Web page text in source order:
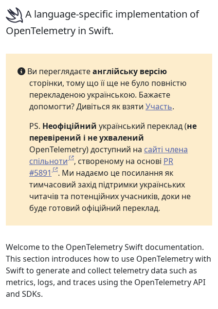
A language-specific implementation of
OpenTelemetry in Swift.
Ви переглядаєтеанглійську версію
сторінки, тому що її ще не було повністю
перекладеною українською. Бажаєте
допомогти? Дивіться як взяти Участь.
PS. Неофіційний український переклад (не
перевірений і не ухвалений
OpenTelemetry) доступний на сайті члена
спільноти
, створеному на основі PR
#5891
. Ми надаємо це посилання як
тимчасовий захід підтримки українських
читачів та потенційних учасників, доки не
буде готовий офіційний переклад.
Welcome to the OpenTelemetry Swift documentation.
This section introduces how to use OpenTelemetry with
Swift to generate and collect telemetry data such as
metrics, logs, and traces using the OpenTelemetry API
and SDKs.